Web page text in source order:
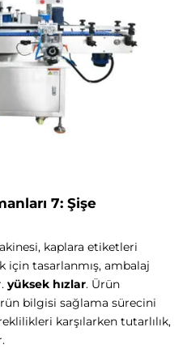
7: Şişe
kaplara etiketleri
için tasarlanmış, ambalaj
yüksek hızlar. Ürün
bilgisi sağlama sürecini
karşılarken tutarlılık,